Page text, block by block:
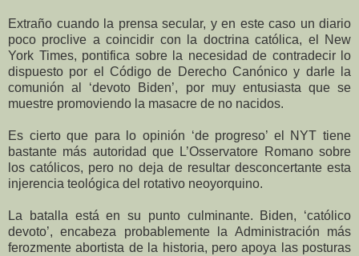
Extraño cuando la prensa secular, y en este caso un diario
poco proclive a coincidir con la doctrina católica, el New
York Times, pontifica sobre la necesidad de contradecir lo
dispuesto por el Código de Derecho Canónico y darle la
comunión al ‘devoto Biden’, por muy entusiasta que se
muestre promoviendo la masacre de no nacidos.
Es cierto que para lo opinión ‘de progreso’ el NYT tiene
bastante más autoridad que L’Osservatore Romano sobre
los católicos, pero no deja de resultar desconcertante esta
injerencia teológica del rotativo neoyorquino.
La batalla está en su punto culminante. Biden, ‘católico
devoto’, encabeza probablemente la Administración más
ferozmente abortista de la historia, pero apoya las posturas